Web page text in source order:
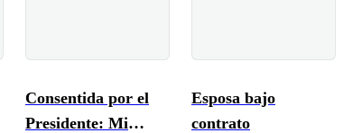
Consentida por el
Presidente: Mi
Esposa bajo
contrato